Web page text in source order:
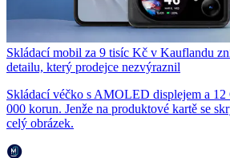
Skládací mobil za 9 tisíc Kč v Kauflandu
detailu, který prodejce nezvýraznil
Skládací véčko s AMOLED displejem a
000 korun. Jenže na produktové kartě se
celý obrázek.